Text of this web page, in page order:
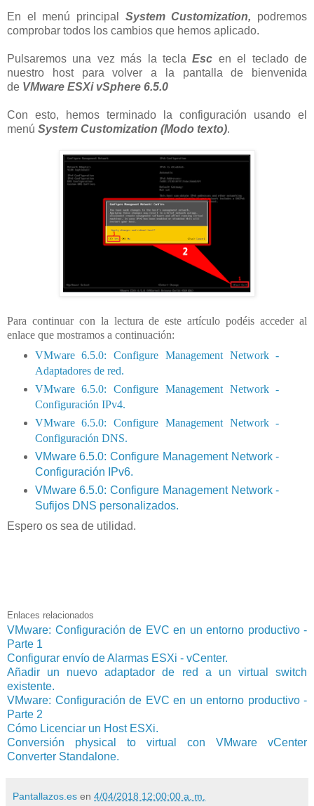
En el menú principal System Customization, podremos
comprobar todos los cambios que hemos aplicado.
Pulsaremos una vez más la teclaEsc en el teclado de
nuestro host para volver a la pantalla de bienvenida
de VMware ESXi vSphere 6.5.0
Con esto, hemos terminado la configuración usando el
menú System Customization (Modo texto).
Para continuar con la lectura de este artículo podéis acceder al
enlace que mostramos a continuación:
VMware 6.5.0: Configure Management Network -
Adaptadores de red.
VMware 6.5.0: Configure Management Network -
Configuración IPv4.
VMware 6.5.0: Configure Management Network -
Configuración DNS.
VMware 6.5.0: Configure Management Network -
Configuración IPv6.
VMware 6.5.0: Configure Management Network -
Sufijos DNS personalizados.
Espero os sea de utilidad.
Enlaces relacionados
VMware: Configuración de EVC en un entorno productivo -
Parte 1
Configurar envío de Alarmas ESXi - vCenter.
Añadir un nuevo adaptador de red a un virtual switch
existente.
VMware: Configuración de EVC en un entorno productivo -
Parte 2
Cómo Licenciar un Host ESXi.
Conversión physical to virtual con VMware vCenter
Converter Standalone.
Pantallazos.es en 4/04/2018 12:00:00 a. m.